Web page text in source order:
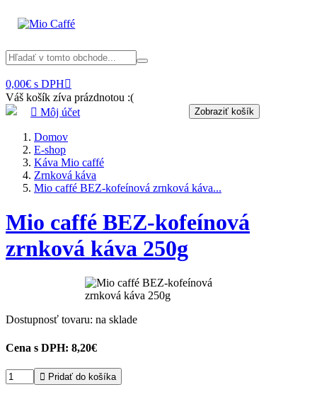
0,00€ s DPH
Váš košík zíva prázdnotou :(
Zobraziť košík
 Môj účet
Domov
E-shop
Káva Mio caffé
Zrnková káva
Mio caffé BEZ-kofeínová zrnková káva...
Mio caffé BEZ-kofeínová
zrnková káva 250g
Dostupnosť tovaru: na sklade
Cena s DPH: 8,20€
 Pridať do košíka